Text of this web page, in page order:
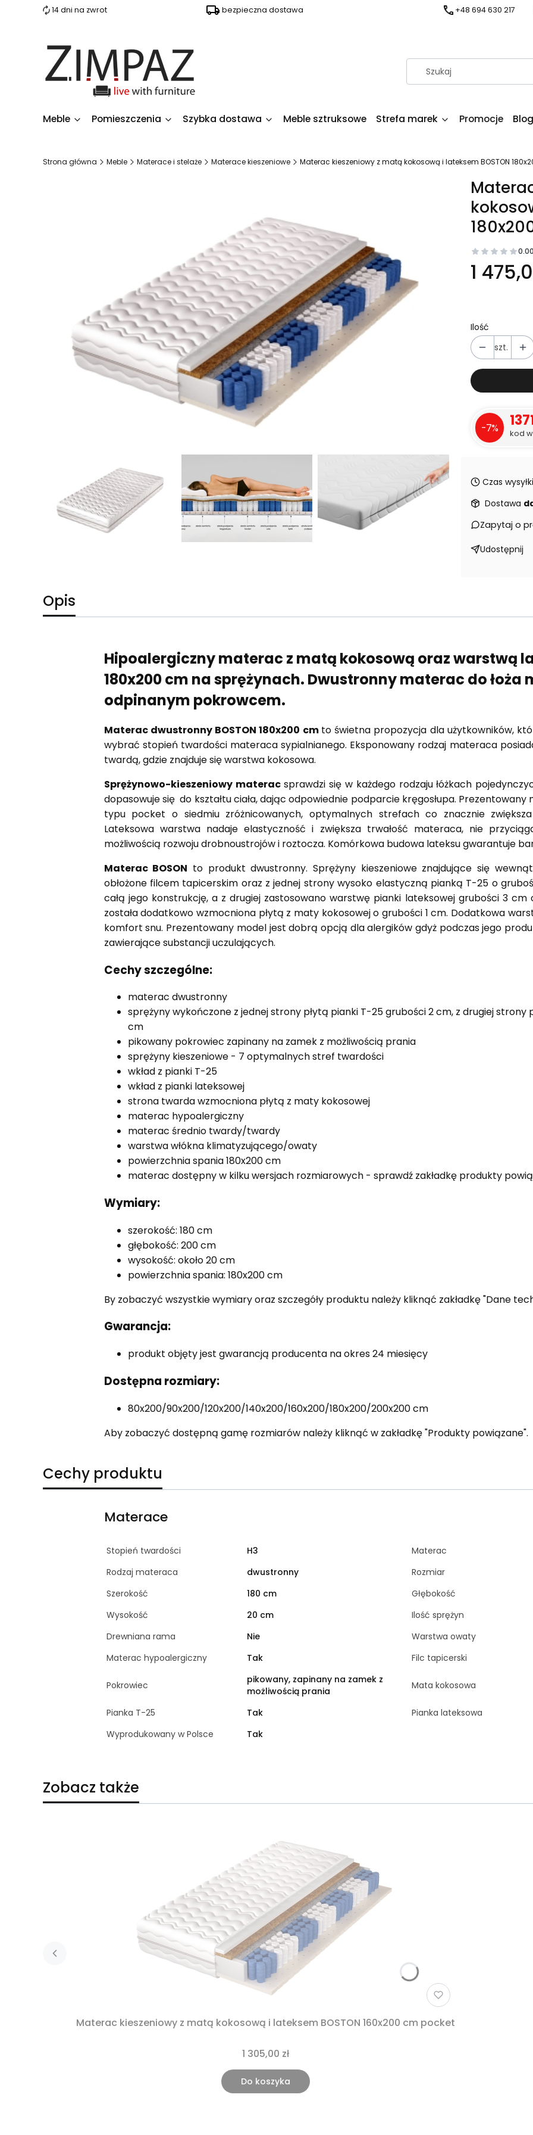
14 dni na zwrot bezpieczna dostawa +48 694 630 217
Meble Pomieszczenia Szybka dostawa Meble sztruksowe Strefa marek Promocje Blog
Strona główna Meble Materace i stelaże Materace kieszeniowe Materac kieszeniowy z matą kokosową i lateksem BOSTON
0.00
1
Ilość
szt.
-7% kod
Czas
Dostawa
Zapytaj o
Udostępnij
Opis
Hipoalergiczny materac z matą kokosową oraz warstwą
180x200 cm na sprężynach. Dwustronny materac do łoża
odpinanym pokrowcem.
Materac dwustronny BOSTON 180x200 cm to świetna propozycja dla użytkowników,
wybrać stopień twardości materaca sypialnianego. Eksponowany rodzaj materaca
twardą, gdzie znajduje się warstwa kokosowa.
Sprężynowo-kieszeniowy materac sprawdzi się w każdego rodzaju łóżkach
dopasowuje się do kształtu ciała, dając odpowiednie podparcie kręgosłupa. Prezentowany
typu pocket o siedmiu zróżnicowanych, optymalnych strefach co znacznie
Lateksowa warstwa nadaje elastyczność i zwiększa trwałość materaca, nie
możliwością rozwoju drobnoustrojów i roztocza. Komórkowa budowa lateksu gwarantuje
Materac BOSON to produkt dwustronny. Sprężyny kieszeniowe znajdujące się
obłożone filcem tapicerskim oraz z jednej strony wysoko elastyczną pianką T-25 o
całą jego konstrukcję, a z drugiej zastosowano warstwę pianki lateksowej grubości 3
została dodatkowo wzmocniona płytą z maty kokosowej o grubości 1 cm. Dodatkowa
komfort snu. Prezentowany model jest dobrą opcją dla alergików gdyż podczas jego
zawierające substancji uczulających.
Cechy szczególne:
materac dwustronny
sprężyny wykończone z jednej strony płytą pianki T-25 grubości 2 cm, z drugiej strony
cm
pikowany pokrowiec zapinany na zamek z możliwością prania
sprężyny kieszeniowe - 7 optymalnych stref twardości
wkład z pianki T-25
wkład z pianki lateksowej
strona twarda wzmocniona płytą z maty kokosowej
materac hypoalergiczny
materac średnio twardy/twardy
warstwa włókna klimatyzującego/owaty
powierzchnia spania 180x200 cm
materac dostępny w kilku wersjach rozmiarowych - sprawdź zakładkę produkty
Wymiary:
szerokość: 180 cm
głębokość: 200 cm
wysokość: około 20 cm
powierzchnia spania: 180x200 cm
By zobaczyć wszystkie wymiary oraz szczegóły produktu należy kliknąć zakładkę "Dane
Gwarancja:
produkt objęty jest gwarancją producenta na okres 24 miesięcy
Dostępna rozmiary:
80x200/90x200/120x200/140x200/160x200/180x200/200x200 cm
Aby zobaczyć dostępną gamę rozmiarów należy kliknąć w zakładkę "Produkty powiązane".
Cechy produktu
Materace
Stopień twardości H3 Materac
Rodzaj materaca
dwustronny Rozmiar
Szerokość
180 cm Głębokość
Wysokość
20 cm Ilość sprężyn
Drewniana rama
Nie Warstwa owaty
Materac hypoalergiczny
Tak Filc tapicerski
Pokrowiec
pikowany, zapinany na zamek z
możliwością prania
Mata kokosowa
Pianka T-25 Tak Pianka lateksowa
Wyprodukowany w Polsce
Tak
Zobacz także
Materac kieszeniowy z matą kokosową i lateksem BOSTON 160x200 cm pocket
1 305,00 zł
Do koszyka